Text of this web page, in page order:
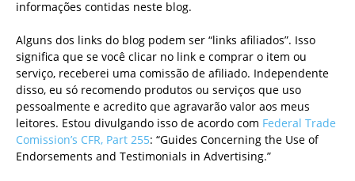
informações contidas neste blog.
Alguns dos links do blog podem ser “links afiliados”. Isso
significa que se você clicar no link e comprar o item ou
serviço, receberei uma comissão de afiliado. Independente
disso, eu só recomendo produtos ou serviços que uso
pessoalmente e acredito que agravarão valor aos meus
leitores. Estou divulgando isso de acordo com Federal Trade
Comission’s CFR, Part 255: “Guides Concerning the Use of
Endorsements and Testimonials in Advertising.”